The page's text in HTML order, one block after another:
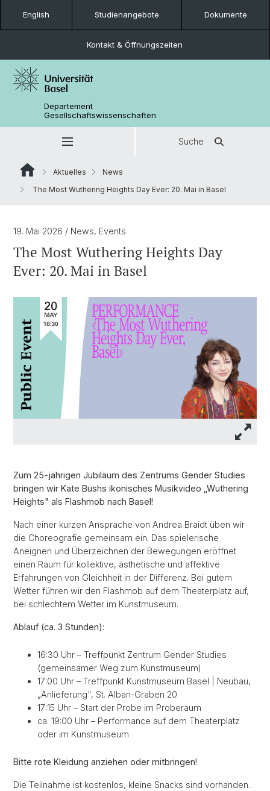
English Studienangebote Dokumente
Kontakt & Öffnungszeiten
Departement
Gesellschaftswissenschaften
Suche
Aktuelles
News
The Most Wuthering Heights Day Ever: 20. Mai in Basel
19. Mai 2026 / News, Events
The Most Wuthering Heights Day
Ever: 20. Mai in Basel
Zum 25-jährigen Jubiläum des Zentrums Gender Studies
bringen wir Kate Bushs ikonisches Musikvideo „Wuthering
Heights" als Flashmob nach Basel!
Nach einer kurzen Ansprache von Andrea Braidt üben wir
die Choreografie gemeinsam ein. Das spielerische
Aneignen und Überzeichnen der Bewegungen eröffnet
einen Raum für kollektive, ästhetische und affektive
Erfahrungen von Gleichheit in der Differenz. Bei gutem
Wetter führen wir den Flashmob auf dem Theaterplatz auf,
bei schlechtem Wetter im Kunstmuseum.
Ablauf (ca. 3 Stunden):
16:30 Uhr – Treffpunkt Zentrum Gender Studies
(gemeinsamer Weg zum Kunstmuseum)
17:00 Uhr – Treffpunkt Kunstmuseum Basel | Neubau,
„Anlieferung", St. Alban-Graben 20
17:15 Uhr – Start der Probe im Proberaum
ca. 19:00 Uhr – Performance auf dem Theaterplatz
oder im Kunstmuseum
Bitte rote Kleidung anziehen oder mitbringen!
Die Teilnahme ist kostenlos, kleine Snacks sind vorhanden.